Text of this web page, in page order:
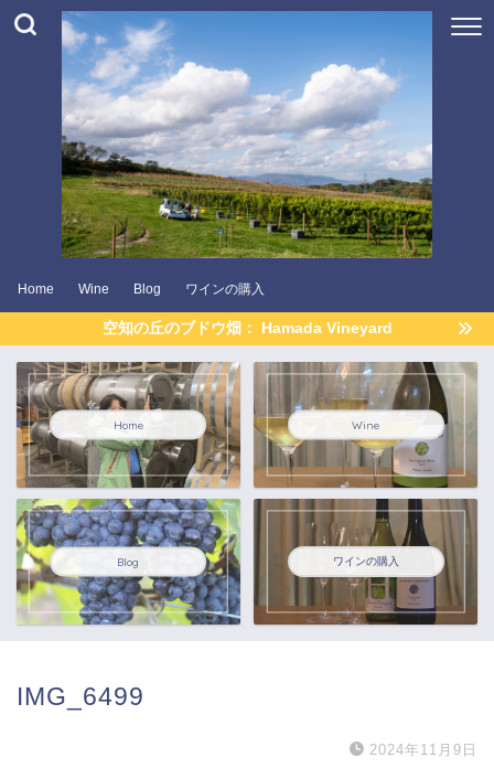
Home Wine Blog ワインの購入
空知の丘のブドウ畑： Hamada Vineyard
Home Wine
Blog ワインの購入
IMG_6499
2024年11月9日